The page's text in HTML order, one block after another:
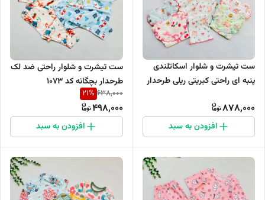
ست تیشرت و شلوار اسکاتلندی
پنبه ای راحتی کبریتی ریلی طرحدار
878,000
افزودن به سبد
ست تیشرت و شلوار راحتی ضد لک
طرحدار بچگانه کد 1073
638,000
21%
498,000
افزودن به سبد